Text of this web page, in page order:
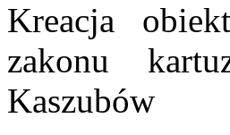
Kreacja
zakonu
Kaszubów